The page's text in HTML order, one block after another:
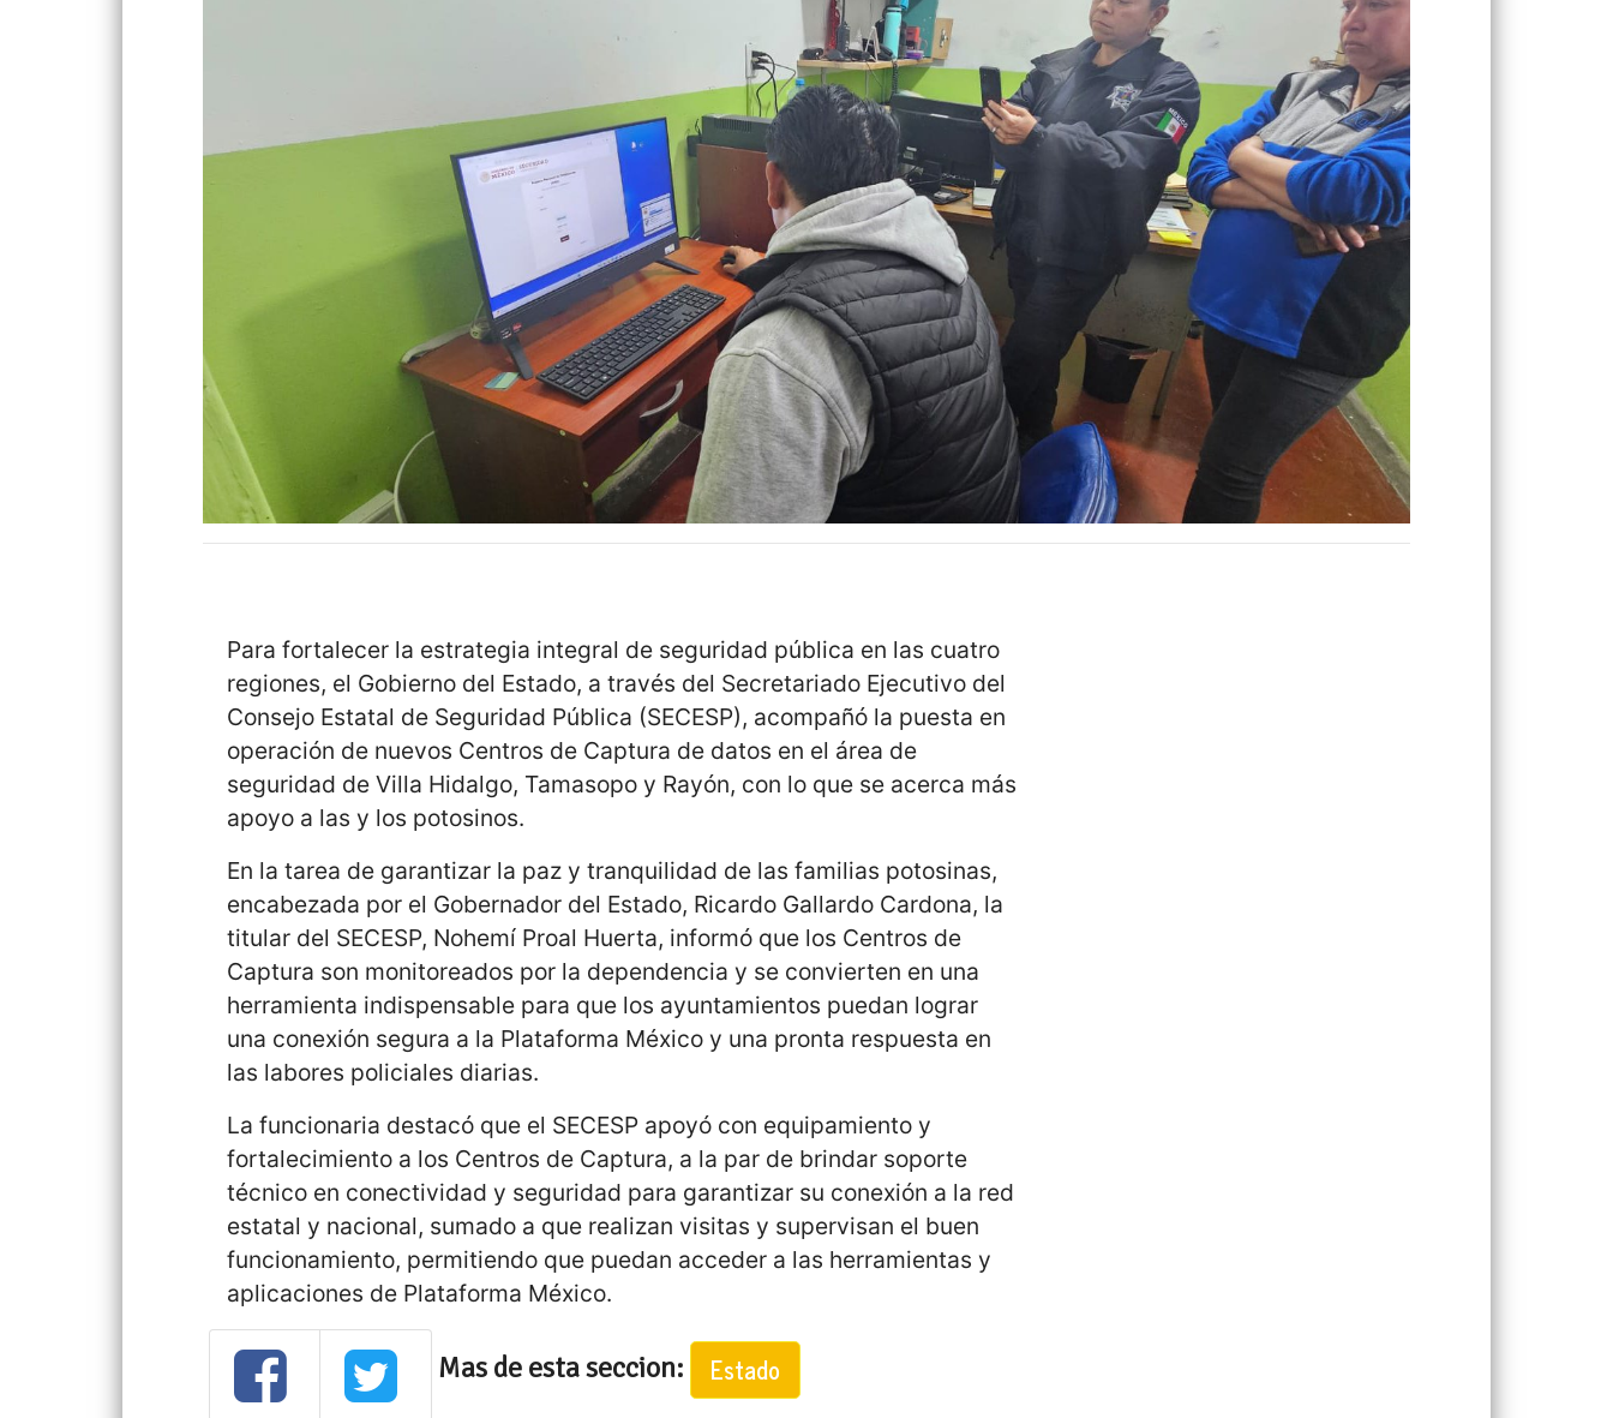
Para fortalecer la estrategia integral de seguridad pública en las cuatro
regiones, el Gobierno del Estado, a través del Secretariado Ejecutivo del
Consejo Estatal de Seguridad Pública (SECESP), acompañó la puesta en
operación de nuevos Centros de Captura de datos en el área de
seguridad de Villa Hidalgo, Tamasopo y Rayón, con lo que se acerca más
apoyo a las y los potosinos.
En la tarea de garantizar la paz y tranquilidad de las familias potosinas,
encabezada por el Gobernador del Estado, Ricardo Gallardo Cardona, la
titular del SECESP, Nohemí Proal Huerta, informó que los Centros de
Captura son monitoreados por la dependencia y se convierten en una
herramienta indispensable para que los ayuntamientos puedan lograr
una conexión segura a la Plataforma México y una pronta respuesta en
las labores policiales diarias.
La funcionaria destacó que el SECESP apoyó con equipamiento y
fortalecimiento a los Centros de Captura, a la par de brindar soporte
técnico en conectividad y seguridad para garantizar su conexión a la red
estatal y nacional, sumado a que realizan visitas y supervisan el buen
funcionamiento, permitiendo que puedan acceder a las herramientas y
aplicaciones de Plataforma México.
Mas de esta seccion: Estado